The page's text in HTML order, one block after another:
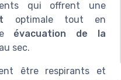
qui offrent une
optimale tout en
évacuation de la
sec.
être respirants et